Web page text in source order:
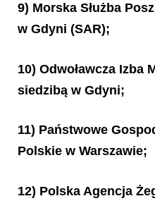
9) Morska Służba
w Gdyni (SAR);
10) Odwoławcza Izba
siedzibą w Gdyni;
11) Państwowe
Polskie w Warszawie;
12) Polska Agencja